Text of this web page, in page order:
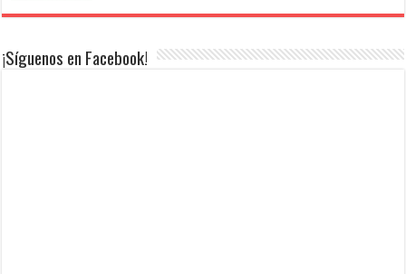
¡Síguenos en Facebook!